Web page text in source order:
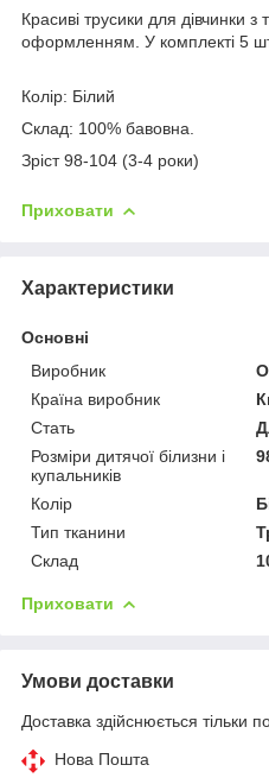
Красиві трусики для дівчинки
оформленням. У комплекті 5
Колір: Білий
Склад: 100% бавовна.
Зріст 98-104 (3-4 роки)
Приховати
Характеристики
Основні
Виробник
Країна виробник
Стать
Розміри дитячої білизни і
купальників
Колір
Тип тканини
Склад
Приховати
Умови доставки
Доставка здійснюється тільки
Нова Пошта